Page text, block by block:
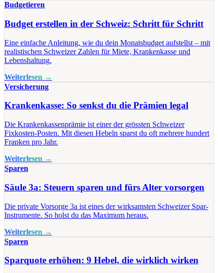
Budgetieren
Budget erstellen in der Schweiz: Schritt für Schritt
Eine einfache Anleitung, wie du dein Monatsbudget aufstellst – mit
realistischen Schweizer Zahlen für Miete, Krankenkasse und
Lebenshaltung.
Weiterlesen →
Versicherung
Krankenkasse: So senkst du die Prämien legal
Die Krankenkassenprämie ist einer der grössten Schweizer
Fixkosten-Posten. Mit diesen Hebeln sparst du oft mehrere hundert
Franken pro Jahr.
Weiterlesen →
Sparen
Säule 3a: Steuern sparen und fürs Alter vorsorgen
Die private Vorsorge 3a ist eines der wirksamsten Schweizer Spar-
Instrumente. So holst du das Maximum heraus.
Weiterlesen →
Sparen
Sparquote erhöhen: 9 Hebel, die wirklich wirken